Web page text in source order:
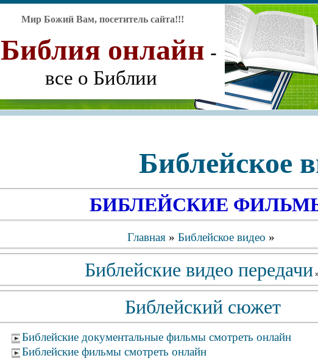
Мир Божий Вам, посетитель сайта!!!
Библия онлайн -
все о Библии
Библейское
БИБЛЕЙСКИЕ
Главная » Библейское видео »
Библейские видео передачи
Библейский сюжет
Библейские документальные фильмы смотреть онлайн
Библейские фильмы смотреть онлайн